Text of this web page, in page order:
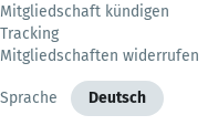
Mitgliedschaft kündigen
Tracking
Mitgliedschaften widerrufen
Sprache Deutsch